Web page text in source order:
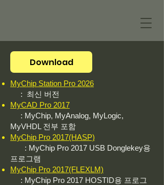
Download
MyChip Station Pro 2026
: 최신 버전
MyCAD Pro 2017
: MyChip, MyAnalog, MyLogic,
MyVHDL​ 전부 포함
MyChip Pro 2017(HASP)
: MyChip Pro 2017 USB Donglekey용
프로그램​​
MyChip Pro 2017(FLEXLM)
: MyChip Pro 2017 HOSTID용 프로그